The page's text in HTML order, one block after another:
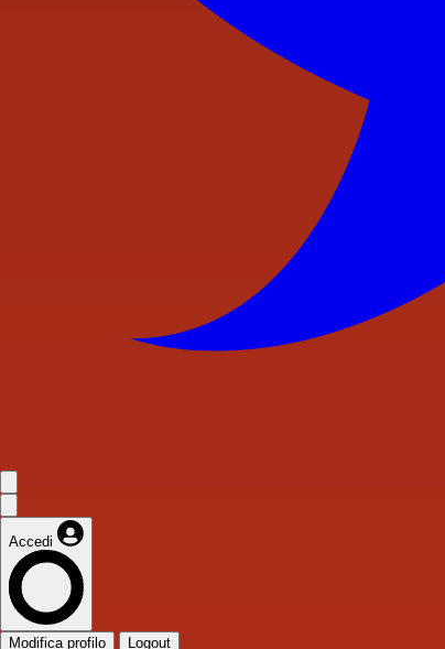
Accedi
Modifica profilo Logout